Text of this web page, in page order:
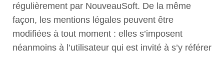
régulièrement par NouveauSoft. De la même
façon, les mentions légales peuvent être
modifiées à tout moment : elles s’imposent
néanmoins à l’utilisateur qui est invité à s’y référer